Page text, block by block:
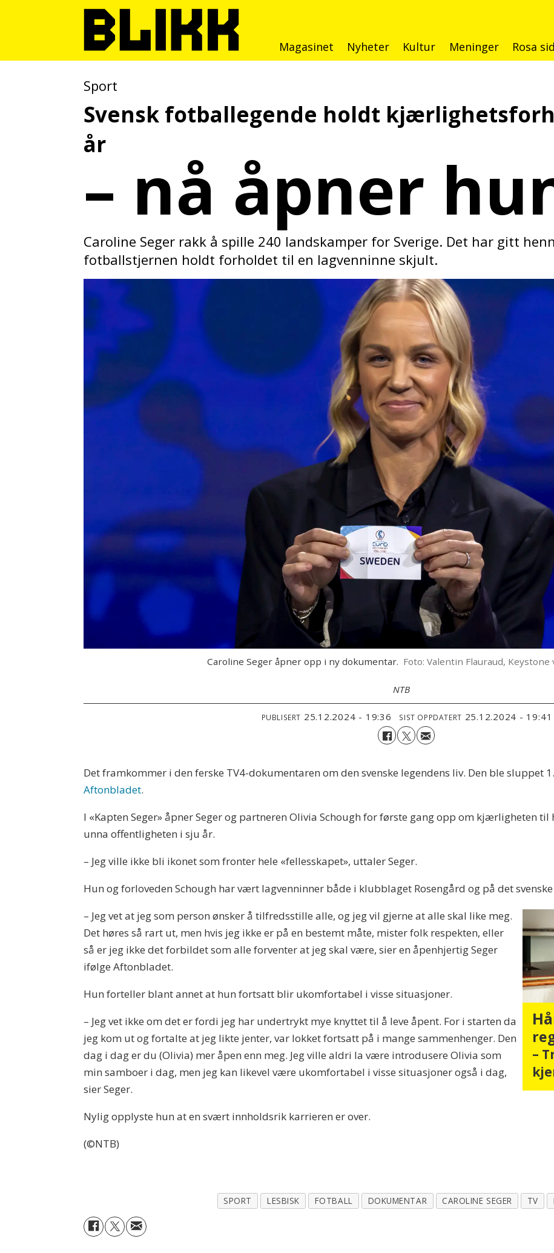
Magasinet Nyheter Kultur Meninger Rosa
Sport
Svensk fotballegende holdt
år
– nå åpner
Caroline Seger rakk å spille 240 landskamper for Sverige. Det har gitt
fotballstjernen holdt forholdet til en lagvenninne skjult.
Caroline Seger åpner opp i ny dokumentar. Foto: Valentin Flauraud, Keystone
NTB
PUBLISERT 25.12.2024 - 19:36 SIST OPPDATERT 25.12.2024 - 19:41
Det framkommer i den ferske TV4-dokumentaren om den svenske legendens liv. Den ble sluppet
Aftonbladet.
I «Kapten Seger» åpner Seger og partneren Olivia Schough for første gang opp om kjærligheten
unna offentligheten i sju år.
– Jeg ville ikke bli ikonet som fronter hele «fellesskapet», uttaler Seger.
Hun og forloveden Schough har vært lagvenninner både i klubblaget Rosengård og på det
–
– Jeg vet at jeg som person ønsker å tilfredsstille alle, og jeg vil gjerne at alle skal like meg.
Det høres så rart ut, men hvis jeg ikke er på en bestemt måte, mister folk respekten, eller
så er jeg ikke det forbildet som alle forventer at jeg skal være, sier en åpenhjertig Seger
ifølge Aftonbladet.
Hun forteller blant annet at hun fortsatt blir ukomfortabel i visse situasjoner.
– Jeg vet ikke om det er fordi jeg har undertrykt mye knyttet til å leve åpent. For i starten da
jeg kom ut og fortalte at jeg likte jenter, var lokket fortsatt på i mange sammenhenger. Den
dag i dag er du (Olivia) mer åpen enn meg. Jeg ville aldri la være introdusere Olivia som
min samboer i dag, men jeg kan likevel være ukomfortabel i visse situasjoner også i dag,
sier Seger.
Nylig opplyste hun at en svært innholdsrik karrieren er over.
(©NTB)
SPORT LESBISK FOTBALL DOKUMENTAR CAROLINE SEGER TV